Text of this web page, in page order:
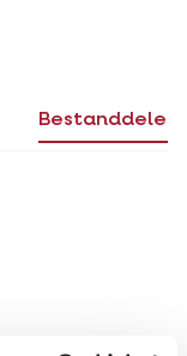
Bestanddelen